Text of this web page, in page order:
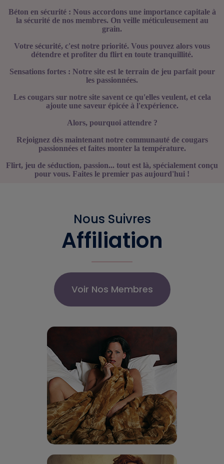
Béton en sécurité : Nous accordons une importance capitale à
la sécurité de nos membres. On veille méticuleusement au
grain.
Votre sécurité, c'est notre priorité. Vous pouvez alors vous
détendre et profiter du flirt en toute tranquillité.
Sensations fortes : Notre site est le terrain de jeu parfait pour
les passionnées.
Les cougars sur notre site savent ce qu'elles veulent, et cela
ajoute une saveur épicée à l'expérience.
Alors, pourquoi attendre ?
Rejoignez dès maintenant notre communauté de cougars
passionnées et faites monter la température.
Flirt, jeu de séduction, passion... tout est là, spécialement conçu
pour vous. Faites le premier pas aujourd'hui !
Nous Suivres
Affiliation
Voir Nos Membres